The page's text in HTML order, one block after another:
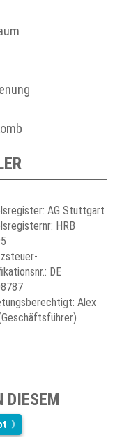
AG Stuttgart
HRB
DE
Alex
DIESEM